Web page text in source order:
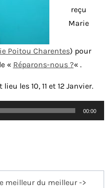
reçu
Marie
Poitou Charentes) pour
« Réparons-nous ?« .
les 10, 11 et 12 Janvier.
00:00
meilleur du meilleur ->